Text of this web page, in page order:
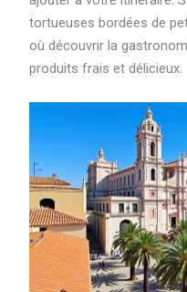
tortueuses bordées de
où découvrir la
produits frais et délicieux.